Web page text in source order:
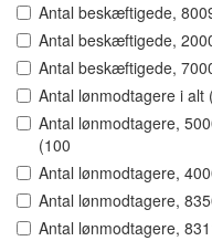
Antal beskæftigede,
Antal beskæftigede,
Antal beskæftigede,
Antal lønmodtagere i alt
Antal lønmodtagere,
(100
Antal lønmodtagere,
Antal lønmodtagere,
Antal lønmodtagere,